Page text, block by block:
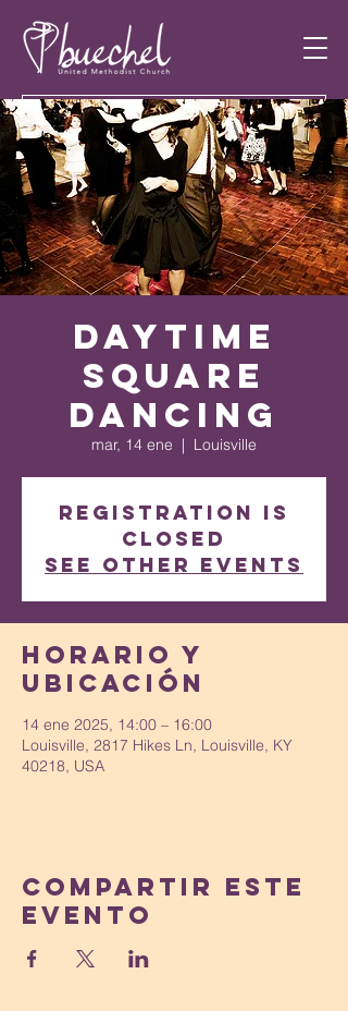
Daytime
Square
Dancing
mar, 14 ene
  |
Louisville
Registration is
closed
See other events
Horario y
ubicación
14 ene 2025, 14:00 – 16:00
Louisville, 2817 Hikes Ln, Louisville, KY
40218, USA
Compartir este
evento